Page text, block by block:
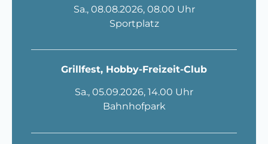
Sa., 08.08.2026, 08.00 Uhr
Sportplatz
Grillfest, Hobby-Freizeit-Club
Sa., 05.09.2026, 14.00 Uhr
Bahnhofpark